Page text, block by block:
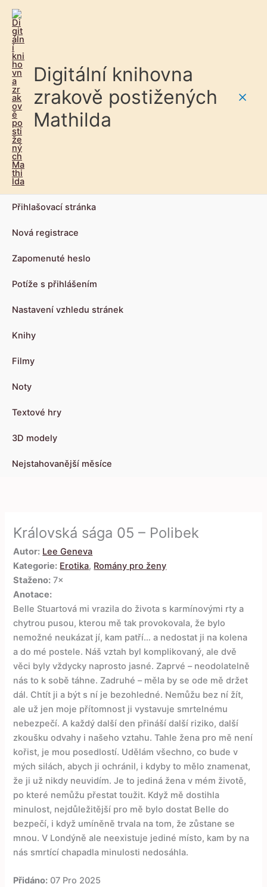
Digitální knihovna
zrakově postižených
Mathilda
Přihlašovací stránka
Nová registrace
Zapomenuté heslo
Potíže s přihlášením
Nastavení vzhledu stránek
Knihy
Filmy
Noty
Textové hry
3D modely
Nejstahovanější měsíce
Královská sága 05 – Polibek
Autor: Lee Geneva
Kategorie: Erotika, Romány pro ženy
Staženo: 7×
Anotace:
Belle Stuartová mi vrazila do života s karmínovými rty a
chytrou pusou, kterou mě tak provokovala, že bylo
nemožné neukázat jí, kam patří… a nedostat ji na kolena
a do mé postele. Náš vztah byl komplikovaný, ale dvě
věci byly vždycky naprosto jasné. Zaprvé – neodolatelně
nás to k sobě táhne. Zadruhé – měla by se ode mě držet
dál. Chtít ji a být s ní je bezohledné. Nemůžu bez ní žít,
ale už jen moje přítomnost ji vystavuje smrtelnému
nebezpečí. A každý další den přináší další riziko, další
zkoušku odvahy i našeho vztahu. Tahle žena pro mě není
kořist, je mou posedlostí. Udělám všechno, co bude v
mých silách, abych ji ochránil, i kdyby to mělo znamenat,
že ji už nikdy neuvidím. Je to jediná žena v mém životě,
po které nemůžu přestat toužit. Když mě dostihla
minulost, nejdůležitější pro mě bylo dostat Belle do
bezpečí, i když umíněně trvala na tom, že zůstane se
mnou. V Londýně ale neexistuje jediné místo, kam by na
nás smrtící chapadla minulosti nedosáhla.
Přidáno: 07 Pro 2025